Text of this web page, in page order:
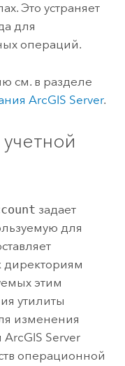
Это устраняет
для
операций.
см. в разделе
ArcGIS Server.
задает
для
директориям
этим
утилиты
изменения
ArcGIS Server
операционной